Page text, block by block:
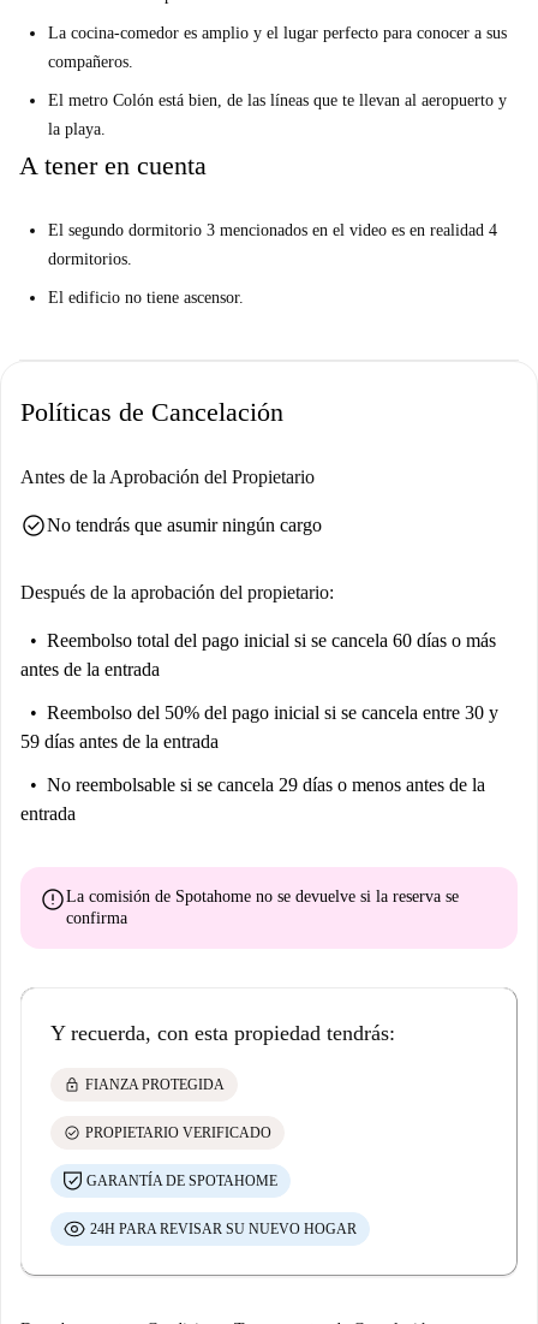
La cocina-comedor es amplio y el lugar perfecto para conocer a sus
compañeros.
El metro Colón está bien, de las líneas que te llevan al aeropuerto y
la playa.
A tener en cuenta
El segundo dormitorio 3 mencionados en el video es en realidad 4
dormitorios.
El edificio no tiene ascensor.
Políticas de Cancelación
Antes de la Aprobación del Propietario
check_circleNo tendrás que asumir ningún cargo
Después de la aprobación del propietario:
Reembolso total del pago inicial si se cancela 60 días o más
antes de la entrada
Reembolso del 50% del pago inicial si se cancela entre 30 y
59 días antes de la entrada
No reembolsable si se cancela 29 días o menos antes de la
entrada
errorLa comisión de Spotahome no se devuelve si la reserva se
confirma
Y recuerda, con esta propiedad tendrás:
lock FIANZA PROTEGIDA
check_circle PROPIETARIO VERIFICADO
GARANTÍA DE SPOTAHOME
24H PARA REVISAR SU NUEVO HOGAR